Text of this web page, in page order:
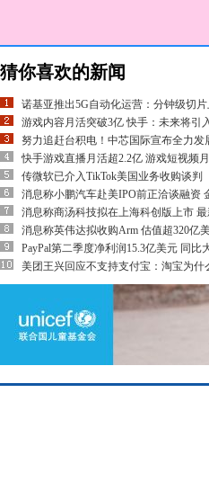
猜你喜欢的新闻
诺基亚推出5G自动化运营：分钟级切
游戏内容月活突破3亿 快手：未来将引
努力追赶台积电！中芯国际宣布全力发
快手游戏直播月活超2.2亿 游戏短视频
传微软已介入TikTok美国业务收购谈判
消息称小鹏汽车赴美IPO前正洽谈融资
消息称商汤科技拟在上海科创版上市
消息称英伟达拟收购Arm 估值超320亿
PayPal第二季度净利润15.3亿美元 同比
美团王兴回应不支持支付宝：淘宝为什